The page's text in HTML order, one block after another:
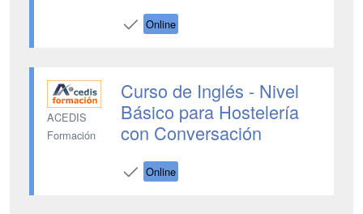
Online
ACEDIS
Formación
Curso de Inglés - Nivel
Básico para Hostelería
con Conversación
Online